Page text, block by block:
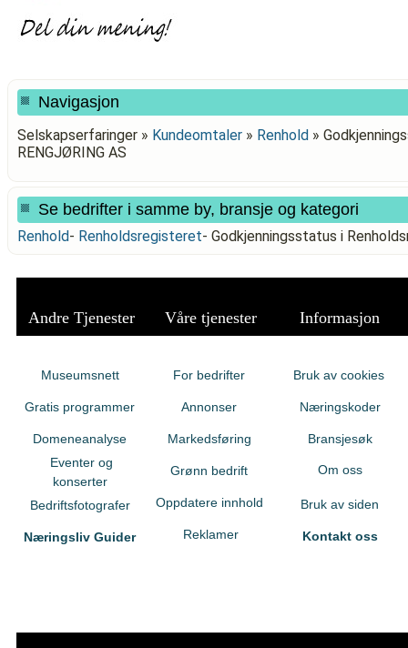
Navigasjon
Selskapserfaringer » Kundeomtaler » Renhold »
RENGJØRING AS
Se bedrifter i samme by, bransje og kategori
Renhold- Renholdsregisteret- Godkjenningsstatus i
Andre Tjenester Våre tjenester Informasjon
Museumsnett
Gratis programmer
Domeneanalyse
Eventer og
konserter
Bedriftsfotografer
Næringsliv Guider
For bedrifter
Annonser
Markedsføring
Grønn bedrift
Oppdatere innhold
Reklamer
Bruk av cookies
Næringskoder
Bransjesøk
Om oss
Bruk av siden
Kontakt oss